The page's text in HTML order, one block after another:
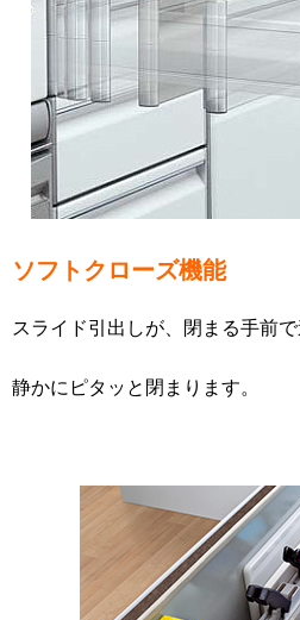
ソフトクローズ機能
スライド引出しが、閉まる手前で
静かにピタッと閉まります。